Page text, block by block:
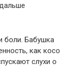
боли. Бабушка
как косо
слухи о